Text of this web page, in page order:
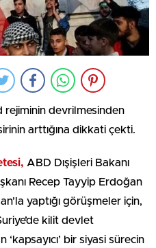
rejiminin devrilmesinden
arttığına dikkati çekti.
ABD Dışişleri Bakanı
Recep Tayyip Erdoğan
yaptığı görüşmeler için,
kilit devlet
bir siyasi sürecin